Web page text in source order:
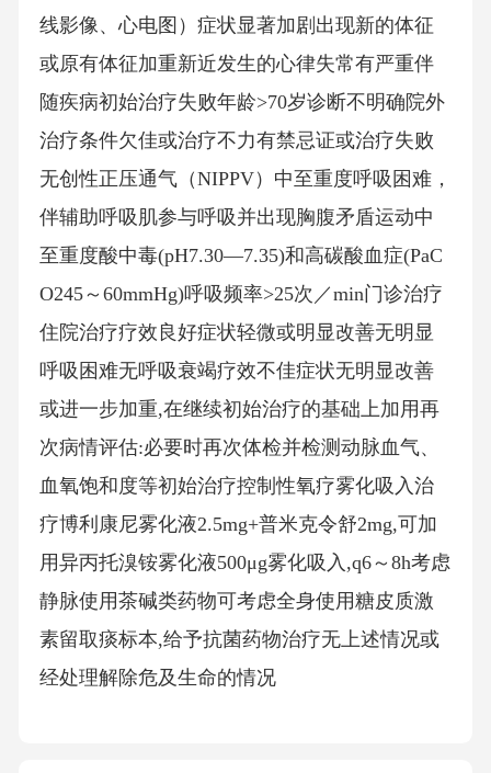
线影像、心电图）症状显著加剧出现新的体征
或原有体征加重新近发生的心律失常有严重伴
随疾病初始治疗失败年龄>70岁诊断不明确院外
治疗条件欠佳或治疗不力有禁忌证或治疗失败
无创性正压通气（NIPPV）中至重度呼吸困难，
伴辅助呼吸肌参与呼吸并出现胸腹矛盾运动中
至重度酸中毒(pH7.30—7.35)和高碳酸血症(PaC
O245～60mmHg)呼吸频率>25次／min门诊治疗
住院治疗疗效良好症状轻微或明显改善无明显
呼吸困难无呼吸衰竭疗效不佳症状无明显改善
或进一步加重,在继续初始治疗的基础上加用再
次病情评估:必要时再次体检并检测动脉血气、
血氧饱和度等初始治疗控制性氧疗雾化吸入治
疗博利康尼雾化液2.5mg+普米克令舒2mg,可加
用异丙托溴铵雾化液500μg雾化吸入,q6～8h考虑
静脉使用茶碱类药物可考虑全身使用糖皮质激
素留取痰标本,给予抗菌药物治疗无上述情况或
经处理解除危及生命的情况